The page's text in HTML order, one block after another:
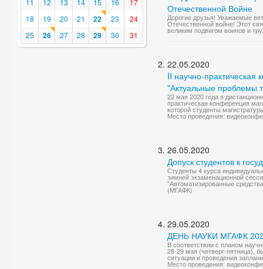
11
12 13 14 15 16
17
18
19 20 21 22 23
24
25
26 27 28 29 30 31
Отечественной Войне
Дорогие друзья! Уважаемые
Отечественной войне! Этот
великим подвигом воинов и
22.05.2020
II научно-практическая
"Актуальные проблемы
22 мая 2020 года в
практическая конференция
которой студенты
Место проведения:
26.05.2020
Допуск студентов к
Студенты 4 курса
зимней экзаменационной
"Автоматизированные
(МГАФК)
29.05.2020
ДЕНЬ НАУКИ МГАФК
В соответствии с планом
28-29 мая (четверг-пятница),
ситуации и проведения
Место проведения: